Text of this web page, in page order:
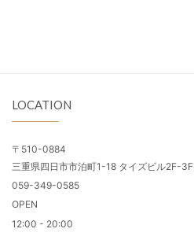
LOCATION
〒510-0884
三重県四日市市泊町1-18 タイズビル2F-3F
059-349-0585
OPEN
12:00 - 20:00